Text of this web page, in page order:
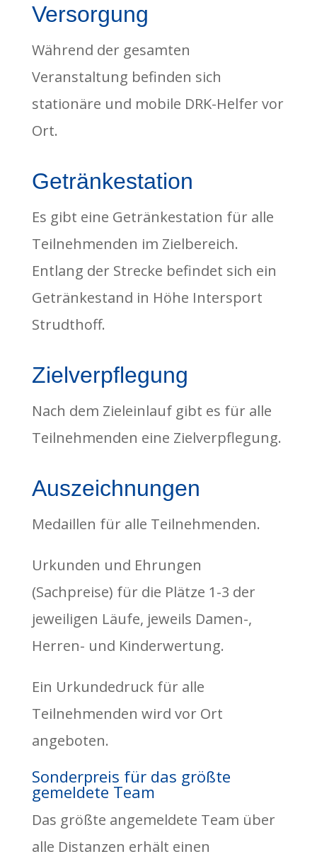
Versorgung
Während der gesamten
Veranstaltung befinden sich
stationäre und mobile DRK-Helfer vor
Ort.
Getränkestation
Es gibt eine Getränkestation für alle
Teilnehmenden im Zielbereich.
Entlang der Strecke befindet sich ein
Getränkestand in Höhe Intersport
Strudthoff.
Zielverpflegung
Nach dem Zieleinlauf gibt es für alle
Teilnehmenden eine Zielverpflegung.
Auszeichnungen
Medaillen für alle Teilnehmenden.
Urkunden und Ehrungen
(Sachpreise) für die Plätze 1-3 der
jeweiligen Läufe, jeweils Damen-,
Herren- und Kinderwertung.
Ein Urkundedruck für alle
Teilnehmenden wird vor Ort
angeboten.
Sonderpreis für das größte
gemeldete Team
Das größte angemeldete Team über
alle Distanzen erhält einen